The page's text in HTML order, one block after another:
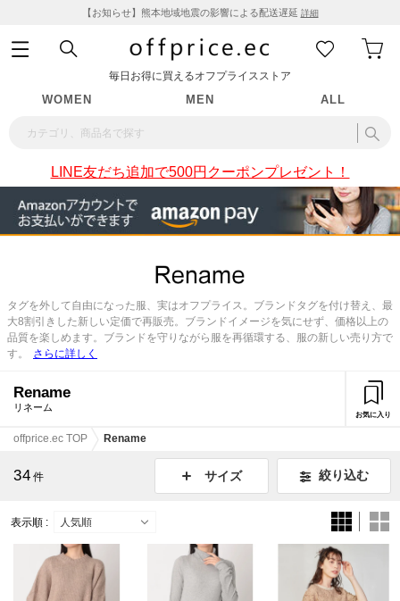
【お知らせ】熊本地域地震の影響による配送遅延 詳細
毎日お得に買えるオフプライスストア
WOMEN MEN ALL
LINE友だち追加で500円クーポンプレゼント！
タグを外して自由になった服、実はオフプライス。ブランドタグを付け替え、最
大8割引きした新しい定価で再販売。ブランドイメージを気にせず、価格以上の
品質を楽しめます。ブランドを守りながら服を再循環する、服の新しい売り方で
す。
さらに詳しく
Rename
リネーム
お気に入り
offprice.ec TOP Rename
34 件 サイズ 絞り込む
表示順 :